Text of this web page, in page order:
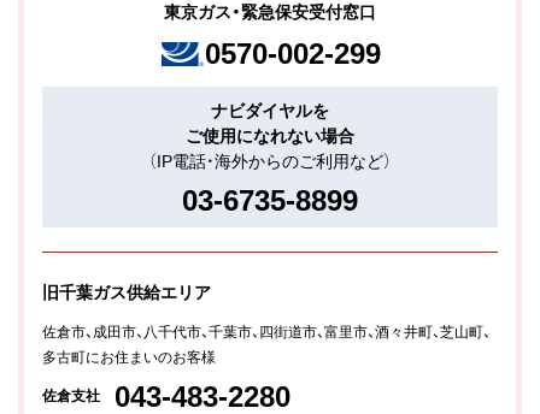
東京ガス・緊急保安受付窓口
0570-002-299
ナビダイヤルを
ご使用になれない場合
（IP電話・海外からのご利用など）
03-6735-8899
旧千葉ガス供給エリア
佐倉市、成田市、八千代市、千葉市、四街道市、富里市、酒々井町、芝山町、
多古町にお住まいのお客様
佐倉支社 043-483-2280